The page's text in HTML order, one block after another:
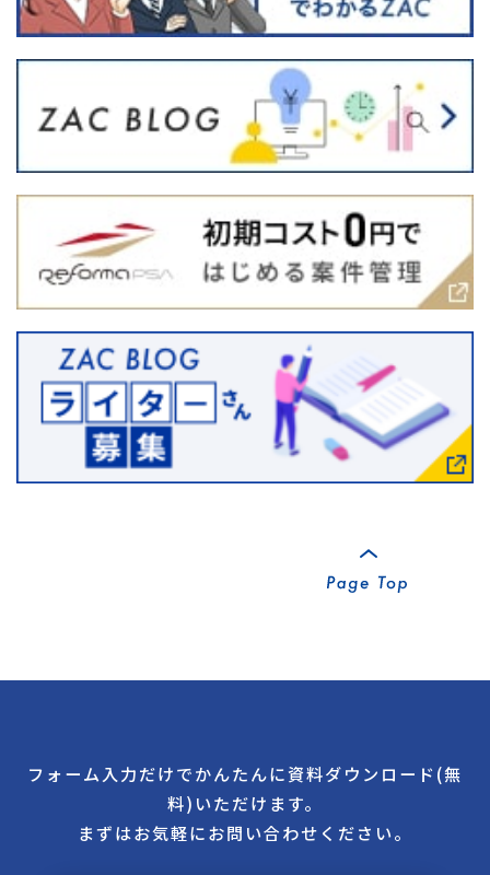
フォーム入力だけでかんたんに資料ダウンロード(無
料)いただけます。
まずはお気軽にお問い合わせください。